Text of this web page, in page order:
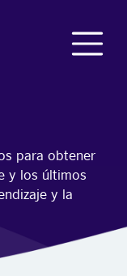
para obtener
y los últimos
y la